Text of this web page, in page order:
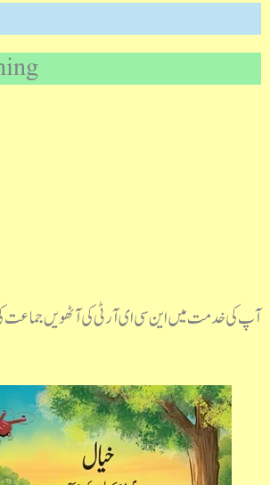
آپ کی خدمت میں این سی ای آر ٹی کی آٹھویں جماعت